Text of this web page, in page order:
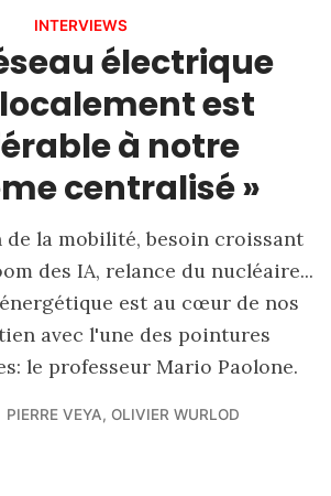
INTERVIEWS
électrique
est
à notre
centralisé »
la mobilité, besoin croissant
des IA, relance du nucléaire...
est au cœur de nos
avec l'une des pointures
le professeur Mario Paolone.
PIERRE VEYA,OLIVIER WURLOD